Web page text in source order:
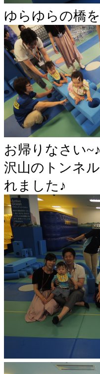
ゆらゆらの橋
お帰りなさい~♪
沢山のトンネ
れました♪